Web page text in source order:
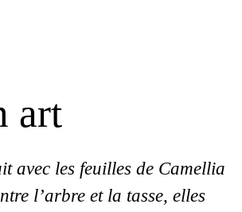
art
avec les feuilles de Camellia
l’arbre et la tasse, elles